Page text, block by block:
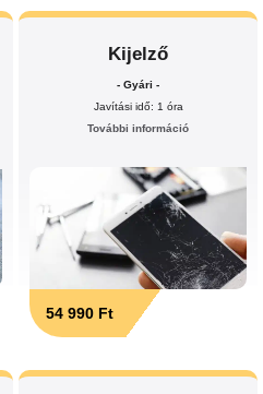
Kijelző
- Gyári -
Javítási idő: 1 óra
További információ
54 990 Ft